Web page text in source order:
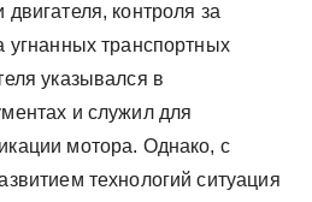
контроля за
угнанных транспортных
указывался в
и служил для
мотора. Однако, с
технологий ситуация